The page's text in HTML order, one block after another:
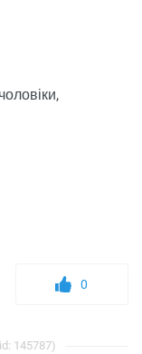
0
145787)